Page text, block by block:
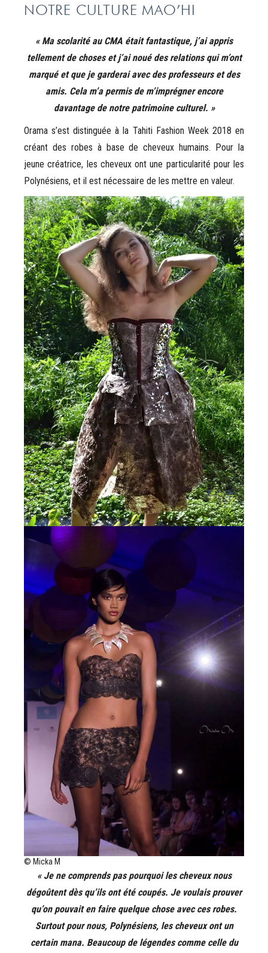
NOTRE CULTURE MAO’HI
« Ma scolarité au CMA était fantastique, j’ai appris
tellement de choses et j’ai noué des relations qui m’ont
marqué et que je garderai avec des professeurs et des
amis. Cela m’a permis de m’imprégner encore
davantage de notre patrimoine culturel. »
Orama s’est distinguée à la Tahiti Fashion Week 2018 en
créant des robes à base de cheveux humains. Pour la
jeune créatrice, les cheveux ont une particularité pour les
Polynésiens, et il est nécessaire de les mettre en valeur.
© Micka M
« Je ne comprends pas pourquoi les cheveux nous
dégoûtent dès qu’ils ont été coupés. Je voulais prouver
qu’on pouvait en faire quelque chose avec ces robes.
Surtout pour nous, Polynésiens, les cheveux ont un
certain mana. Beaucoup de légendes comme celle du